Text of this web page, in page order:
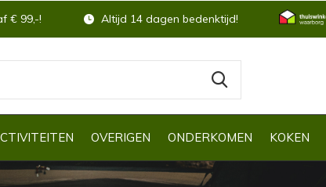
OVERIGEN ONDERKOMEN KOKEN
€ 99,-! Altijd 14 dagen bedenktijd!